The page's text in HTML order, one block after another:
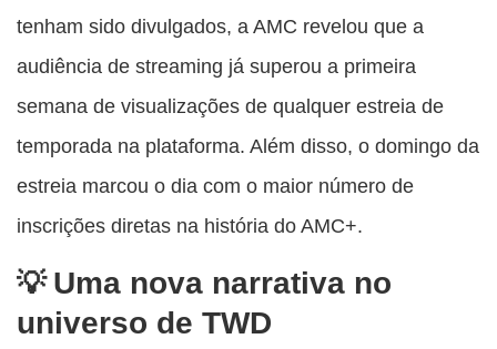
tenham sido divulgados, a AMC revelou que a
audiência de streaming já superou a primeira
semana de visualizações de qualquer estreia de
temporada na plataforma. Além disso, o domingo da
estreia marcou o dia com o maior número de
inscrições diretas na história do AMC+.
Uma nova narrativa no
universo de TWD